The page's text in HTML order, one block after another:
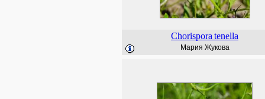
Chorispora tenella
Мария Жукова